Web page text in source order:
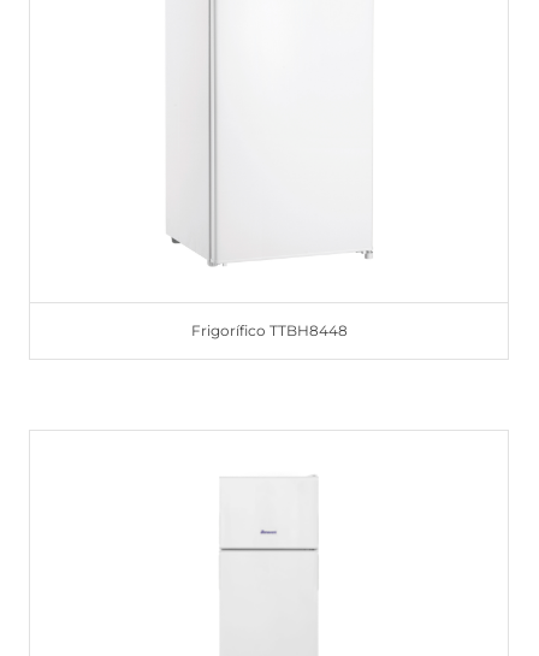
Frigorífico TTBH8448